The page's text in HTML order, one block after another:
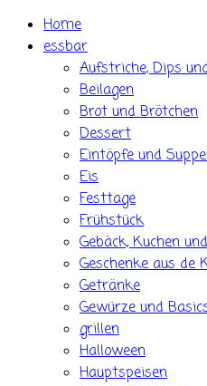
Skip Home
essbar
Aufstriche, Dips
Beilagen
Brot und Brötchen
Dessert
Eintöpfe und
Eis
Festtage
Frühstück
Gebäck, Kuchen
Geschenke aus de
Getränke
Gewürze und
grillen
Halloween
Hauptspeisen